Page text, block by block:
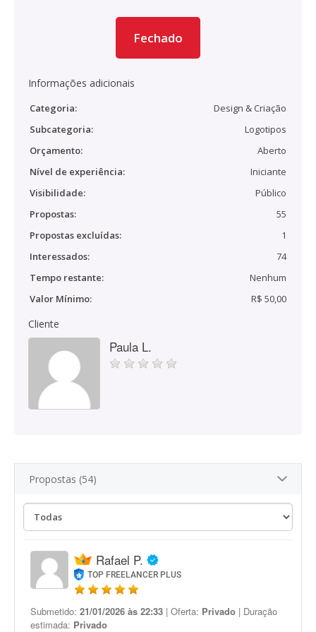
Fechado
Informações adicionais
Categoria:
Design & Criação
Subcategoria:
Logotipos
Orçamento:
Aberto
Nível de experiência:
Iniciante
Visibilidade:
Público
Propostas:
55
Propostas excluídas:
1
Interessados:
74
Tempo restante:
Nenhum
Valor Mínimo:
R$ 50,00
Cliente
Paula L.
Propostas (54)
Rafael P.
TOP FREELANCER PLUS
Submetido: 21/01/2026 às 22:33 | Oferta: Privado | Duração
estimada: Privado